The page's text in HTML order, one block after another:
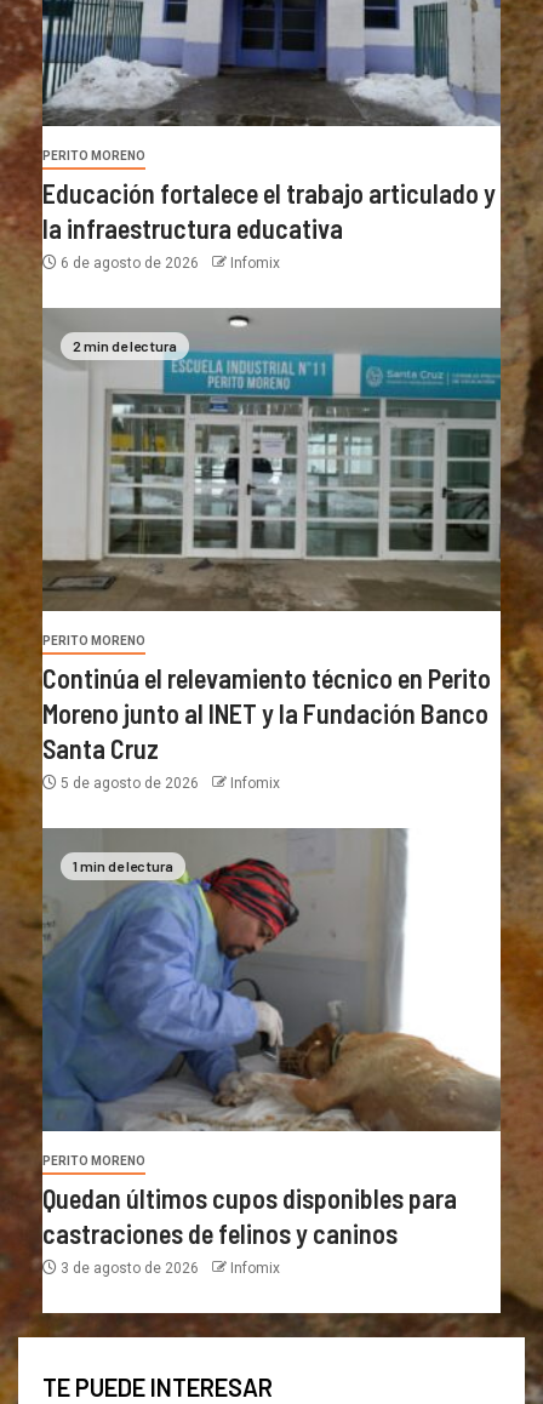
PERITO MORENO
Educación fortalece el trabajo articulado y
la infraestructura educativa
6 de agosto de 2026 Infomix
2 min de lectura
PERITO MORENO
Continúa el relevamiento técnico en Perito
Moreno junto al INET y la Fundación Banco
Santa Cruz
5 de agosto de 2026 Infomix
1 min de lectura
PERITO MORENO
Quedan últimos cupos disponibles para
castraciones de felinos y caninos
3 de agosto de 2026 Infomix
TE PUEDE INTERESAR